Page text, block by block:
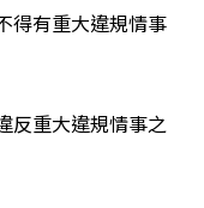
得有重大違規情事
反重大違規情事之